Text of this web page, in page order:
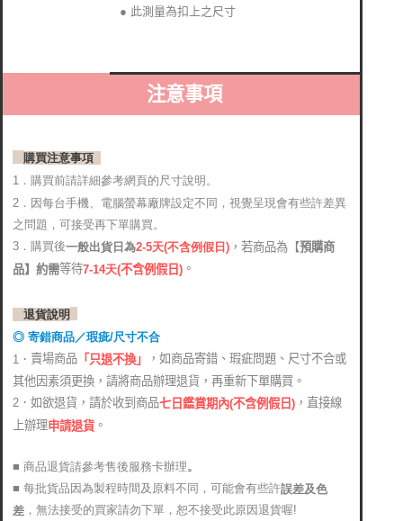
● 此測量為扣上之尺寸
注意事項
購買注意事項
1．購買前請詳細參考網頁的尺寸說明。
2． 因每台手機、電腦螢幕廠牌設定不同，視覺呈現會有些許差異
之問題，可接受再下單購買。
3．購買後一般出貨日為2-5天(不含例假日) ，若商品為【預購商
品】約需等待7-14天(不含例假日) 。
退貨說明
◎ 寄錯商品／瑕疵/尺寸不合
1． 賣場商品 「只退不換」
，如商品寄錯、瑕疵問題、尺寸不合或
其他因素須更換，請將商品辦理退貨，再重新下單購買。
2．如欲退貨，請於收到商品七日鑑賞期內(不含例假日) ，直接線
上辦理申請退貨 。
■ 商品退貨請參考售後服務卡辦理。
■ 每批貨品因為製程時間及原料不同，可能會有些許誤差及色
差 ，無法接受的買家請勿下單，恕不接受此原因退貨喔!